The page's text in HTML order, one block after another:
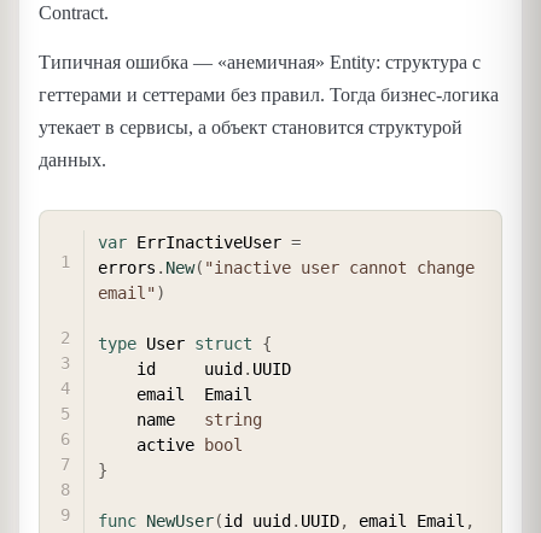
Contract.
Типичная ошибка — «анемичная» Entity: структура с
геттерами и сеттерами без правил. Тогда бизнес-логика
утекает в сервисы, а объект становится структурой
данных.
var ErrInactiveUser =
errors . New( "inactive user cannot change
email")
type User struct
{
	id     uuid
. UUID
	name
string
	active
bool
}
func NewUser(id uuid . UUID, email Email ,